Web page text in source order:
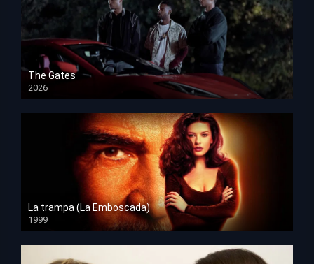
The Gates
2026
HD 1080p
La trampa (La Emboscada)
1999
HD 1080p